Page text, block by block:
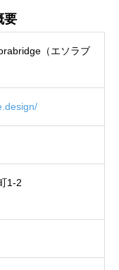
要
（エソラブ
1-2